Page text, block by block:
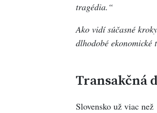
tragédia.“
Ako vidí súčasné
dlhodobé ekonomické
Transakčná
Slovensko už viac